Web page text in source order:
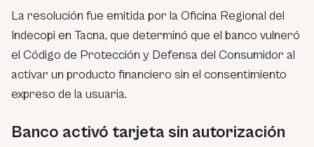
La resolución fue emitida por la Oficina Regional del
Indecopi en Tacna, que determinó que el banco vulneró
el Código de Protección y Defensa del Consumidor al
activar un producto financiero sin el consentimiento
expreso de la usuaria.
Banco activó tarjeta sin autorización